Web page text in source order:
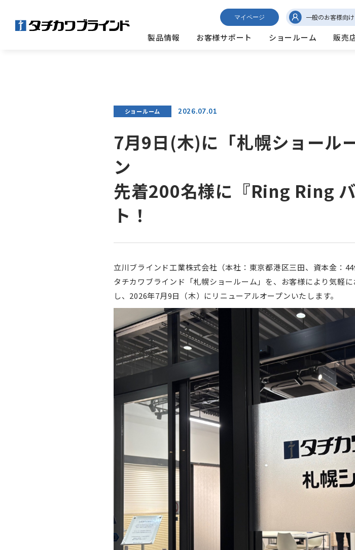
製品情報 お客様サポート ショールーム 販売
マイページ 一般のお客様向け
ショールーム 2026.07.01
7月9日(木)に「札幌ショール
ン
先着200名様に『Ring Ring
ト！
立川ブラインド工業株式会社（本社：東京都港区三田、資本金：
タチカワブラインド「札幌ショールーム」を、お客様により気軽
し、2026年7月9日（木）にリニューアルオープンいたします。